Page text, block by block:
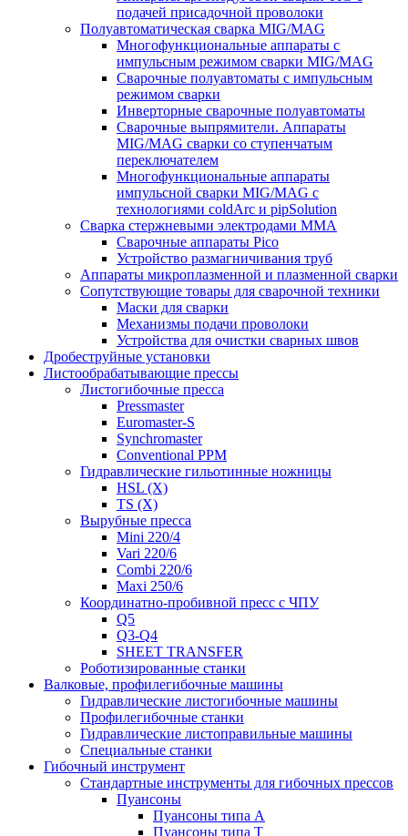
подачей присадочной проволоки
Полуавтоматическая сварка MIG/MAG
Многофункциональные аппараты с
импульсным режимом сварки MIG/MAG
Сварочные полуавтоматы с импульсным
режимом сварки
Инверторные сварочные полуавтоматы
Сварочные выпрямители. Аппараты
MIG/MAG сварки со ступенчатым
переключателем
Многофункциональные аппараты
импульсной сварки MIG/MAG с
технологиями coldArc и pipSolution
Сварка стержневыми электродами MMA
Сварочные аппараты Pico
Устройство размагничивания труб
Аппараты микроплазменной и плазменной сварки
Сопутствующие товары для сварочной техники
Маски для сварки
Механизмы подачи проволоки
Устройства для очистки сварных швов
Дробеструйные установки
Листообрабатывающие прессы
Листогибочные пресса
Pressmaster
Euromaster-S
Synchromaster
Conventional PPM
Гидравлические гильотинные ножницы
HSL (X)
TS (X)
Вырубные пресса
Mini 220/4
Vari 220/6
Combi 220/6
Maxi 250/6
Координатно-пробивной пресс с ЧПУ
Q5
Q3-Q4
SHEET TRANSFER
Роботизированные станки
Валковые, профилегибочные машины
Гидравлические листогибочные машины
Профилегибочные станки
Гидравлические листоправильные машины
Специальные станки
Гибочный инструмент
Стандартные инструменты для гибочных прессов
Пуансоны
Пуансоны типа A
Пуансоны типа T